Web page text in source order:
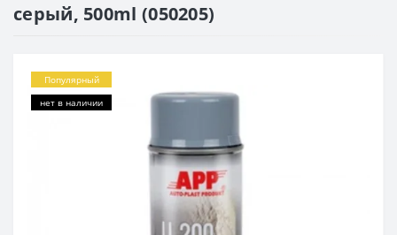
серый, 500ml (050205)
Популярный
нет в наличии